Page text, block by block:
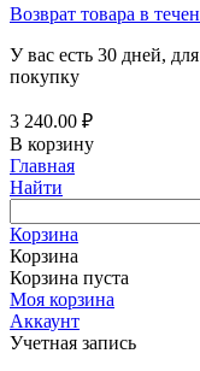
Возврат товара в
У вас есть 30 дней,
покупку
3 240.00 ₽
В корзину
Главная
Найти
Корзина
Корзина
Корзина пуста
Моя корзина
Аккаунт
Учетная запись